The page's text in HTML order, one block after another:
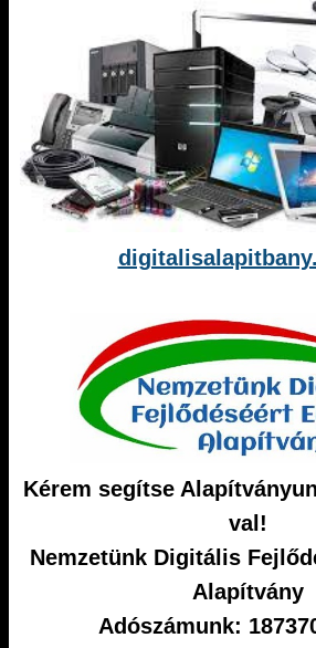
Kérem segítse
val!
Nemzetünk Digitális
Alapítvány
Adószámunk: